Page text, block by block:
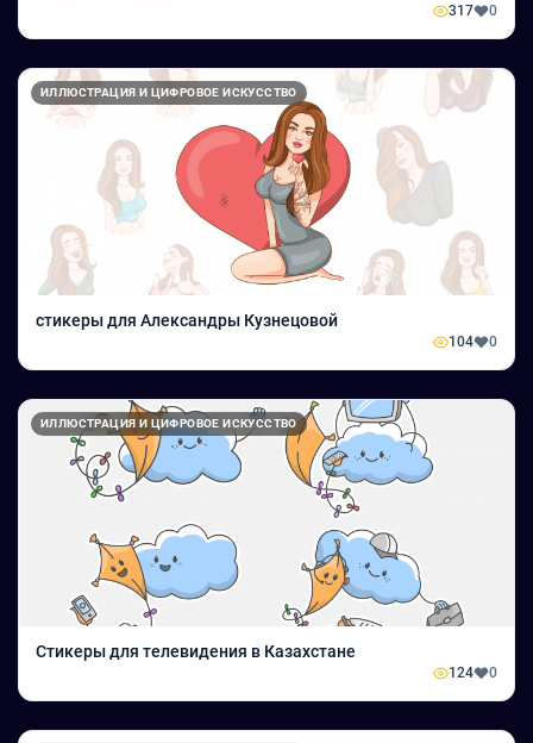
317 0
ИЛЛЮСТРАЦИЯ И ЦИФРОВОЕ ИСКУССТВО
стикеры для Александры Кузнецовой
104 0
ИЛЛЮСТРАЦИЯ И ЦИФРОВОЕ ИСКУССТВО
Стикеры для телевидения в Казахстане
124 0